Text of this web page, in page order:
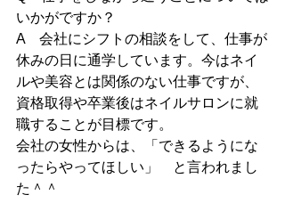
いかがですか？
A　会社にシフトの相談をして、仕事が
休みの日に通学しています。今はネイ
ルや美容とは関係のない仕事ですが、
資格取得や卒業後はネイルサロンに就
職することが目標です。
会社の女性からは、「できるようにな
ったらやってほしい」　と言われまし
た＾＾